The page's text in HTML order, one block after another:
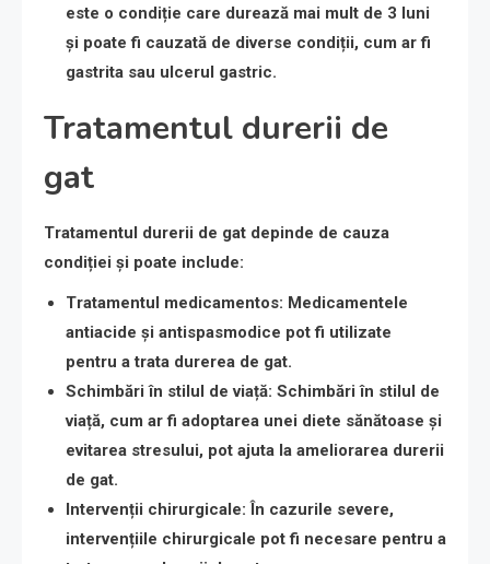
este o condiție care durează mai mult de 3 luni
și poate fi cauzată de diverse condiții, cum ar fi
gastrita sau ulcerul gastric.
Tratamentul durerii de
gat
Tratamentul durerii de gat depinde de cauza
condiției și poate include:
Tratamentul medicamentos: Medicamentele
antiacide și antispasmodice pot fi utilizate
pentru a trata durerea de gat.
Schimbări în stilul de viață: Schimbări în stilul de
viață, cum ar fi adoptarea unei diete sănătoase și
evitarea stresului, pot ajuta la ameliorarea durerii
de gat.
Intervenții chirurgicale: În cazurile severe,
intervențiile chirurgicale pot fi necesare pentru a